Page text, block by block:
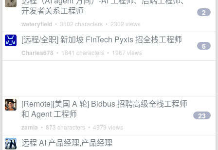
开发者关系工程师
wateryfield • 3602 characters • 2302 views
2
[远程/全职] 新加坡 FinTech Pyxis 招全栈工程师
Charles678 • 1841 characters • 1987 views
6
[Remote][美国 A 轮] Bidbus 招聘高级全栈工程师
和 Agent 工程师
zamia • 873 characters • 4979 views
23
远程 AI 产品经理,产品经理